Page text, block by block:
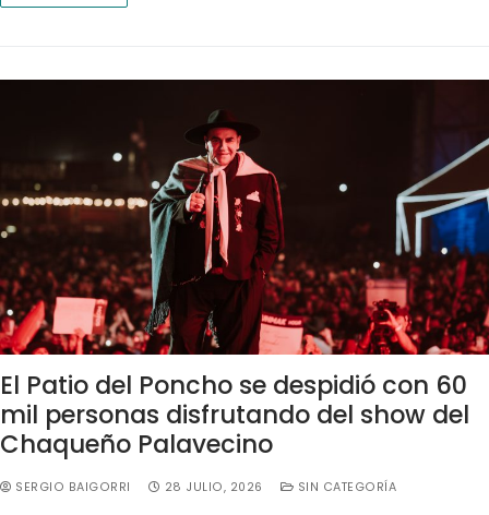
El Patio del Poncho se despidió con 60
mil personas disfrutando del show del
Chaqueño Palavecino
SERGIO BAIGORRI 28 JULIO, 2026 SIN CATEGORÍA